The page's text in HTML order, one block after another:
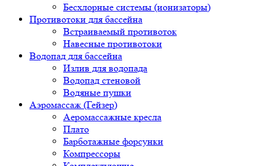
Бесхлорные системы (ионизаторы)
Противотоки для бассейна
Встраиваемый противоток
Навесные противотоки
Водопад для бассейна
Излив для водопада
Водопад стеновой
Водяные пушки
Аэромассаж (Гейзер)
Аеромассажные кресла
Плато
Барботажные форсунки
Компрессоры